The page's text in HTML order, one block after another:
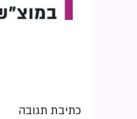
כתיבת תגובה